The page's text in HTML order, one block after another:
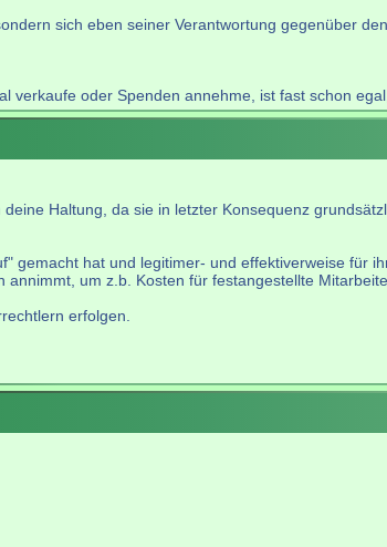
sich eben seiner Verantwortung gegenüber
verkaufe oder Spenden annehme, ist fast schon
Haltung, da sie in letzter Konsequenz
gemacht hat und legitimer- und effektiverweise für
um z.b. Kosten für festangestellte
erfolgen.